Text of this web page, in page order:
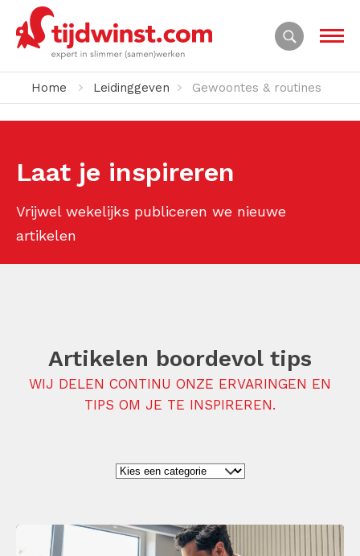
Home Leidinggeven Gewoontes & routines
Laat je inspireren
Vrijwel wekelijks publiceren we nieuwe
artikelen
Artikelen boordevol tips
WIJ DELEN CONTINU ONZE ERVARINGEN EN
TIPS OM JE TE INSPIREREN.